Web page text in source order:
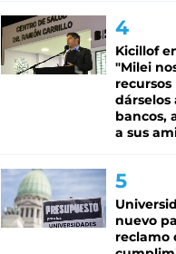
Kicillof
"Milei
recursos
dárselos
bancos,
a sus
nuevo
reclamo